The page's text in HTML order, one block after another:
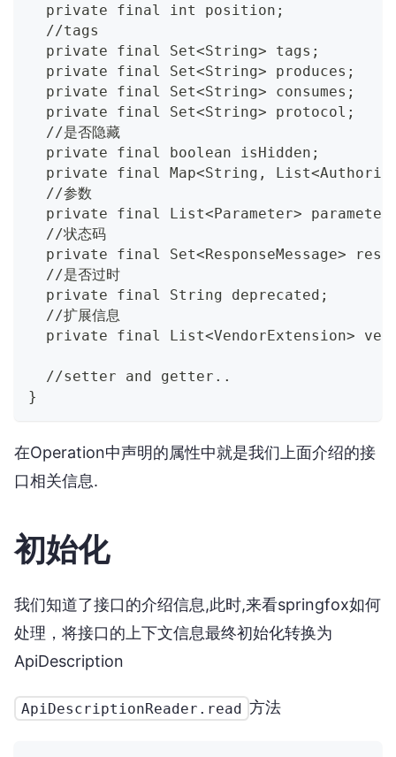
  private final int position;
  //tags
  private final Set<String> tags;
  private final Set<String> produces;
  private final Set<String> consumes;
  private final Set<String> protocol;
  //是否隐藏
  private final boolean isHidden;
private final Map<String,
  //参数
private final List<Parameter>
  //状态码
private final Set<ResponseMessage>
  //是否过时
  private final String deprecated;
  //扩展信息
private final List<VendorExtension>
  //setter and getter..
}
在Operation中声明的属性中就是我们上面介绍的接
口相关信息.
初始化
我们知道了接口的介绍信息,此时,来看springfox如何
处理，将接口的上下文信息最终初始化转换为
ApiDescription
ApiDescriptionReader.read 方法